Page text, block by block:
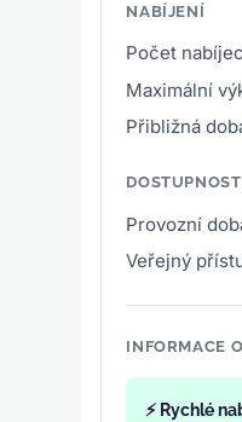
NABÍJENÍ
Počet
Maximální
Přibližná
DOSTUPNOST
Provozní
Veřejný
INFORMACE
⚡ Rychlé